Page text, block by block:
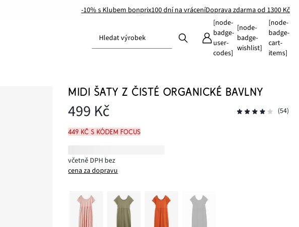
-10% s Klubem bonprix100 dní na vráceníDoprava zdarma od 1300 Kč
Hledat výrobek
[node-
badge-
user-
codes]
[node-
badge-
wishlist]
[node-
badge-
cart-
items]
MIDI ŠATY Z ČISTÉ ORGANICKÉ BAVLNY
499 Kč (54)
449 Kč s kódem FOCUS
včetně DPH bez
cena za dopravu